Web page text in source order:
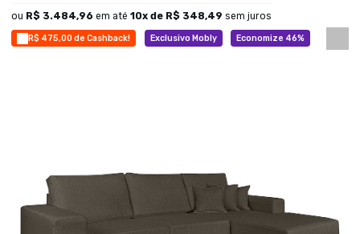
R$ 475,00 de Cashback! Exclusivo Mobly Economize 46%
ou R$ 3.484,96 em até 10x de R$ 348,49 sem juros